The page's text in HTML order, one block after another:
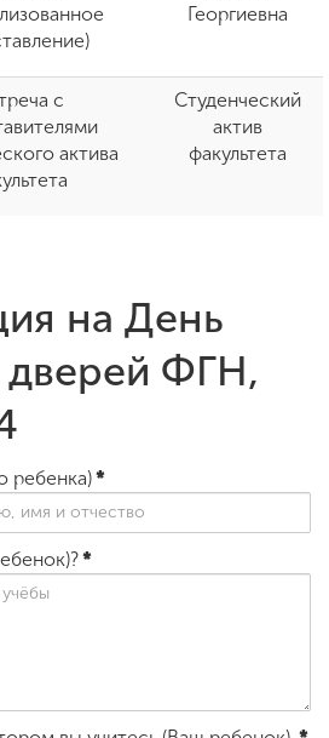
Георгиевна
с
актива
Студенческий
актив
факультета
на День
ФГН,
ребенка)*
*